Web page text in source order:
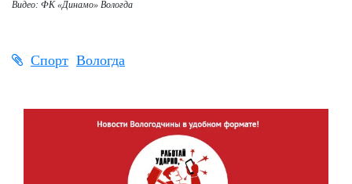
Видео: ФК «Динамо» Вологда
Спорт Вологда